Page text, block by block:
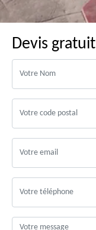
Devis gratuit